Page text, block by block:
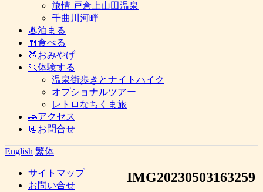
旅情 戸倉上山田温泉
千曲川河畔
♨泊まる
🍴食べる
🍑おみやげ
🏃体験する
温泉街歩きとナイトハイク
オプショナルツアー
レトロなちくま旅
🚗アクセス
📃お問合せ
English 繁体
IMG20230503163259
サイトマップ
お問い合せ